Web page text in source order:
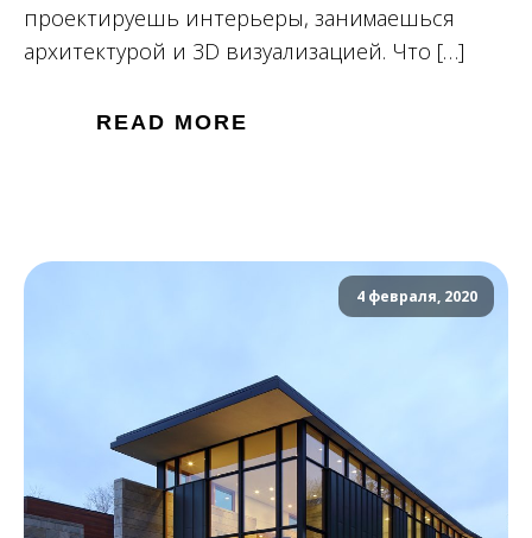
проектируешь интерьеры, занимаешься
архитектурой и 3D визуализацией. Что […]
READ MORE
4 февраля, 2020